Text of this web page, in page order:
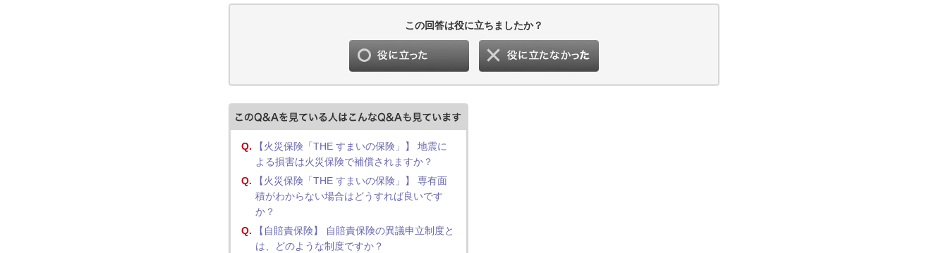
この回答は役に立ちましたか？
Q.
【火災保険「THE すまいの保険」】 地震に
よる損害は火災保険で補償されますか？
Q.
【火災保険「THE すまいの保険」】 専有面
積がわからない場合はどうすれば良いです
か？
Q.
【自賠責保険】 自賠責保険の異議申立制度と
は、どのような制度ですか？